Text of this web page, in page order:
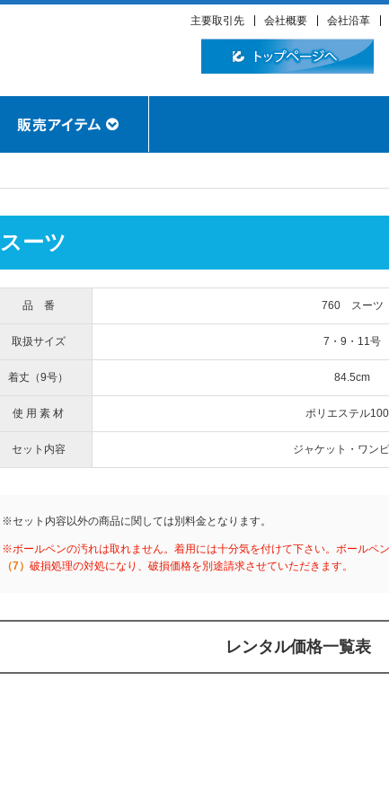
主要取引先 会社概要 会社沿革
スーツ
品 番 760 スーツ
取扱サイズ 7・9・11号
着丈（9号） 84.5cm
使 用 素 材 ポリエステル
セット内容 ジャケット・ワン
※セット内容以外の商品に関しては別料金となります。
※ボールペンの汚れは取れません。着用には十分気を付けて下さい。ボールペ
（7） 破損処理の対処になり、破損価格を別途請求させていただきます。
レンタル価格一覧表